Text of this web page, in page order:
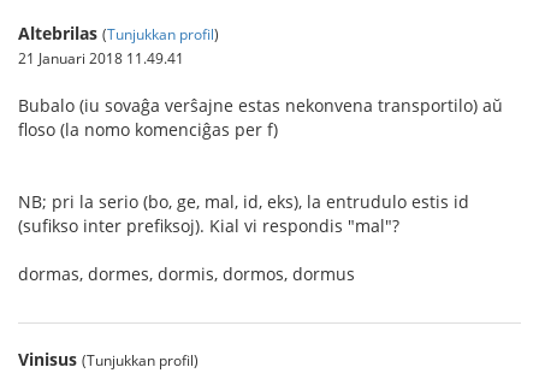
Altebrilas (Tunjukkan profil)
21 Januari 2018 11.49.41
Bubalo (iu sovaĝa verŝajne estas nekonvena transportilo) aŭ
floso (la nomo komenciĝas per f)
NB; pri la serio (bo, ge, mal, id, eks), la entrudulo estis id
(sufikso inter prefiksoj). Kial vi respondis "mal"?
dormas, dormes, dormis, dormos, dormus
Vinisus (Tunjukkan profil)